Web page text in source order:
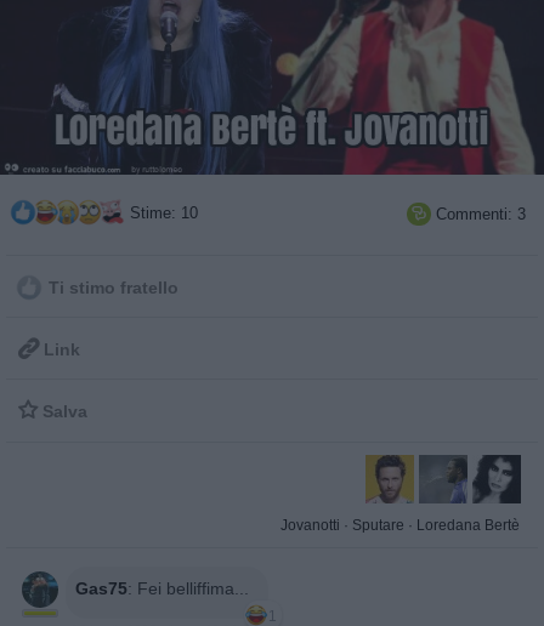
Stime: 10  Commenti: 3
Ti stimo fratello
 Link
 Salva
Jovanotti · Sputare · Loredana Bertè
Gas75: Fei belliffima...
1